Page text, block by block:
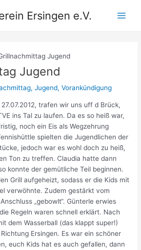
Ersingen e.V.
Jugend
Jugend
,Jugend,Vorankündigung
trafen wir uns uff d Brück,
ins Tal zu laufen. Da es so heiß war,
noch ein Eis als Wegzehrung
spielten die Jugendlichen der
jedoch war es wohl doch zu heiß,
Ton zu treffen. Claudia hatte dann
konnte der gemütliche Teil beginnen.
Grill aufgeheizt, sodass er die Kids mit
verwöhnte. Zudem gestärkt vom
„gebowlt“. Günterle erwies
Regeln waren schnell erklärt. Nach
dem Wasserball (das klappt super!)
Ersingen. Es war ein schöner
euch Kids hat es auch gefallen, dann